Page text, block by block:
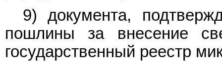
9) документа,
пошлины за внесение
государственный реестр